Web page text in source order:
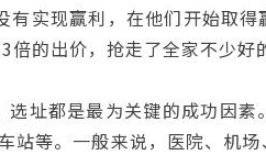
实现赢利，在他们开始取得
的出价，抢走了全家不少好
址都是最为关键的成功因素
站等。一般来说，医院、机